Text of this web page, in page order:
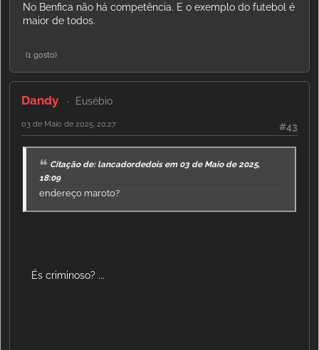
No Benfica não há competência. E o exemplo do futebol é
maior de todos.
(1 gosto)
Dandy Eusébio
#43
03 de Maio de 2025, 20:27
Citação de: lancadordedois em 03 de Maio de 2025,
18:09
endereço maroto?
És criminoso? ...